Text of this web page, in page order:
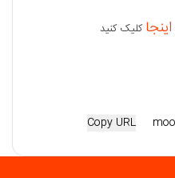
اینجاکلیک کنید
Copy URL